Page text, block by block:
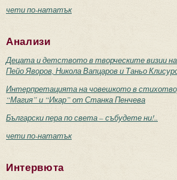
чети по-нататък
Анализи
Децата и детството в творческите визии
Пейо Яворов, Никола Вапцаров и Таньо
Интерпретацията на човешкото в
“Магия” и “Икар” от Станка Пенчева
Български пера по света – събудете ни!..
чети по-нататък
Интервюта